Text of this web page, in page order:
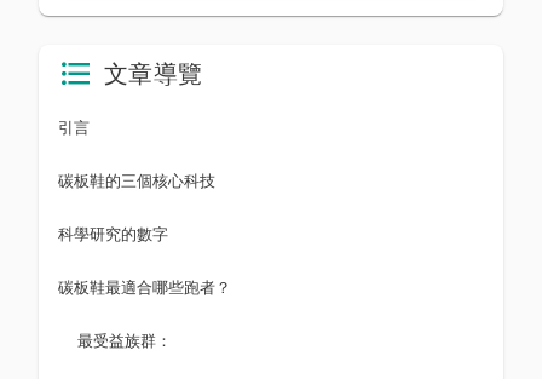
文章導覽
引言
碳板鞋的三個核心科技
科學研究的數字
碳板鞋最適合哪些跑者？
最受益族群：